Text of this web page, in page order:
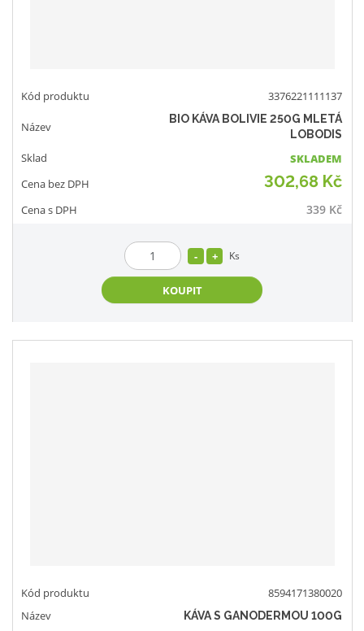
3376221111137
BIO KÁVA BOLIVIE 250G MLETÁ
LOBODIS
SKLADEM
302,68 Kč
339 Kč
Ks
KOUPIT
8594171380020
KÁVA S GANODERMOU 100G